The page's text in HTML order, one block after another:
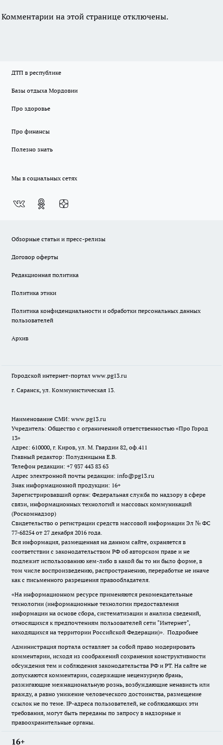
Комментарии на этой странице отключены.
ДТП в республике
Базы отдыха Мордовии
Про здоровье
Про финансы
Полезно знать
Мы в социальных сетях
Обзорные статьи и пресс-релизы
Договор оферты
Редакционная политика
Политика этики
Политика конфиденциальности и обработки персональных данных
пользователей
Архив
Городской интернет-портал www.pg13.ru
г. Саранск, ул. Коммунистическая 13.
Наименование СМИ: www.pg13.ru
Учредитель: Общество с ограниченной ответственностью «Про Город
13»
Адрес: 610000, г. Киров, ул. М. Гвардии 82, оф.411
Главный редактор: Полудницына Е.В.
Телефон редакции: +7 937 443 83 63
Адрес электронной почты редакции: info@pg13.ru
Знак информационной продукции: 16+
Зарегистрировавший орган: Федеральная служба по надзору в сфере
связи, информационных технологий и массовых коммуникаций
(Роскомнадзор)
Свидетельство о регистрации средств массовой информации Эл № ФС
77-68254 от 27 декабря 2016 года.
Вся информация, размещенная на данном сайте, охраняется в
соответствии с законодательством РФ об авторском праве и не
подлежит использованию кем-либо в какой бы то ни было форме, в
том числе воспроизведению, распространению, переработке не иначе
как с письменного разрешения правообладателя.
«На информационном ресурсе применяются рекомендательные
технологии (информационные технологии предоставления
информации на основе сбора, систематизации и анализа сведений,
относящихся к предпочтениям пользователей сети "Интернет",
находящихся на территории Российской Федерации)». Подробнее
Администрация портала оставляет за собой право модерировать
комментарии, исходя из соображений сохранения конструктивности
обсуждения тем и соблюдения законодательства РФ и РТ. На сайте не
допускаются комментарии, содержащие нецензурную брань,
разжигающие межнациональную рознь, возбуждающие ненависть или
вражду, а равно унижение человеческого достоинства, размещение
ссылок не по теме. IP-адреса пользователей, не соблюдающих эти
требования, могут быть переданы по запросу в надзорные и
правоохранительные органы.
16+